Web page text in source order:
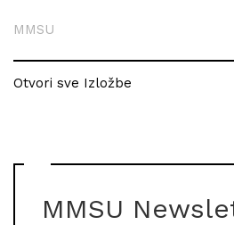
MMSU
Otvori sve Izložbe
MMSU